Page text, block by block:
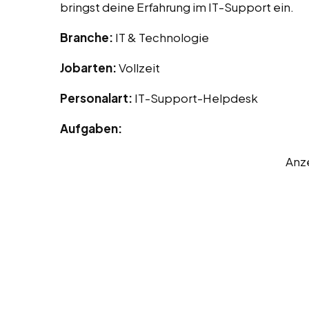
bringst deine Erfahrung im IT-Support ein.
Branche: IT & Technologie
Jobarten:Vollzeit
Personalart: IT-Support-Helpdesk
Aufgaben: